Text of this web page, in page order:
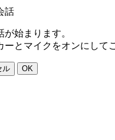
が始まります。
ーとマイクをオンにして
ル OK